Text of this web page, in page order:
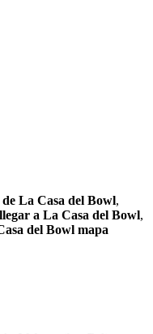
La Casa del Bowl,
a La Casa del Bowl,
del Bowl mapa